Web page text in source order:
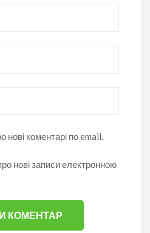
нові коментарі по email.
нові записи електронною